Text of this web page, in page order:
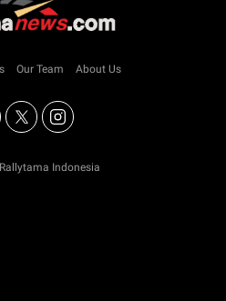
Our Team About Us
Indonesia